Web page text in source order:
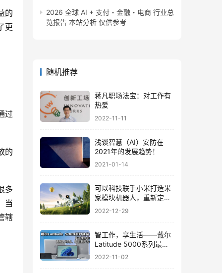
的
更
过
的
多
当
辖
2026 全球 AI + 支付・金融・电商 行业总
览报告 本站分析 仅供参考
随机推荐
蒋凡职场法宝：对工作有
热爱
2022-11-11
浅谈智慧（AI）安防在
2021年的发展趋势！
2021-01-14
可以科技联手小米打造米
家模块机器人，重新定义
好玩具
2022-12-29
智工作，享生活——戴尔
Latitude 5000系列最懂
你的商用笔记本
2022-11-02